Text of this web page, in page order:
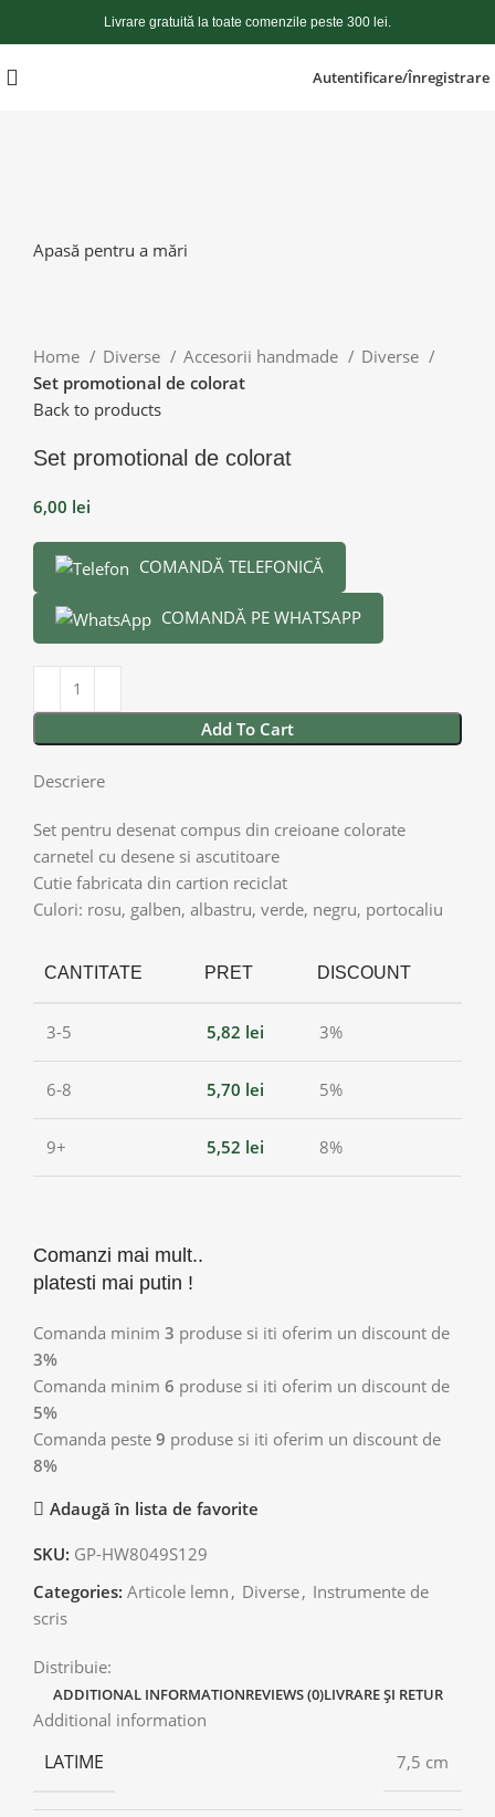
Livrare gratuită la toate comenzile peste 300 lei.
Autentificare/Înregistrare
Apasă pentru a mări
Home Diverse Accesorii handmade
Diverse
Set promotional de colorat
Back to products
Set promotional de colorat
6,00 lei
COMANDĂ TELEFONICĂ
COMANDĂ PE WHATSAPP
Add To Cart
Descriere
Set pentru desenat compus din creioane colorate
carnetel cu desene si ascutitoare
Cutie fabricata din cartion reciclat
Culori: rosu, galben, albastru, verde, negru, portocaliu
CANTITATE PRET DISCOUNT
3-5 5,82 lei 3%
6-8 5,70 lei 5%
9+ 5,52 lei 8%
Comanzi mai mult..
platesti mai putin !
Comanda minim 3 produse si iti oferim un discount de
3%
Comanda minim 6 produse si iti oferim un discount de
5%
Comanda peste 9 produse si iti oferim un discount de
8%
Adaugă în lista de favorite
SKU: GP-HW8049S129
Categories: Articole lemn , Diverse, Instrumente de
scris
Distribuie:
ADDITIONAL INFORMATIONREVIEWS (0)LIVRARE ȘI RETUR
Additional information
LATIME 7,5 cm